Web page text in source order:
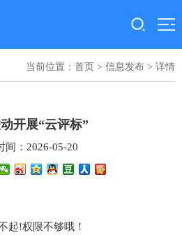
当前位置： 首页 > 信息发布 > 详情
开展“云评标”
间：2026-05-20
起!权限不够哦！